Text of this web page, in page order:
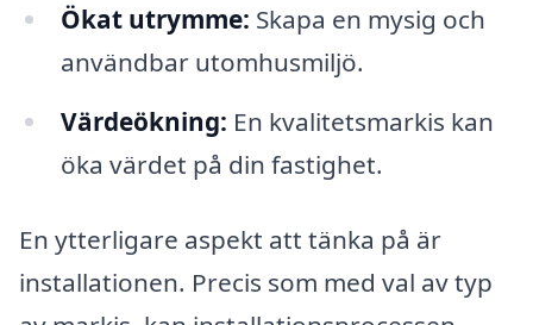
Ökat utrymme: Skapa en mysig och
användbar utomhusmiljö.
Värdeökning: En kvalitetsmarkis kan
öka värdet på din fastighet.
En ytterligare aspekt att tänka på är
installationen. Precis som med val av typ